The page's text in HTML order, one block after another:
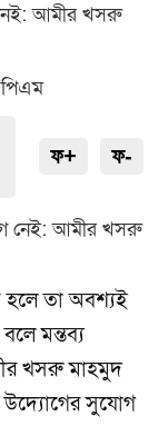
আমীর খসরু
ফ+ ফ-
হলে তা অবশ্যই
মন্তব্য
খসরু মাহমুদ
উদ্যোগের সুযোগ